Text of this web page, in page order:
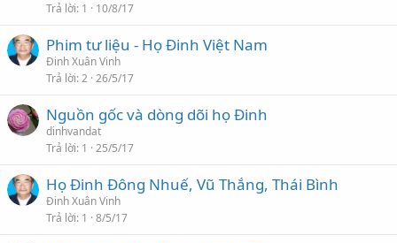
Trả lời 1 10/8/17
Phim tư liệu - Họ Đinh Việt Nam
Đinh Xuân Vinh
Trả lời 2 26/5/17
Nguồn gốc và dòng dõi họ Đinh
dinhvandat
Trả lời 1 25/5/17
Họ Đinh Đông Nhuế, Vũ Thắng, Thái Bình
Đinh Xuân Vinh
Trả lời 1 8/5/17